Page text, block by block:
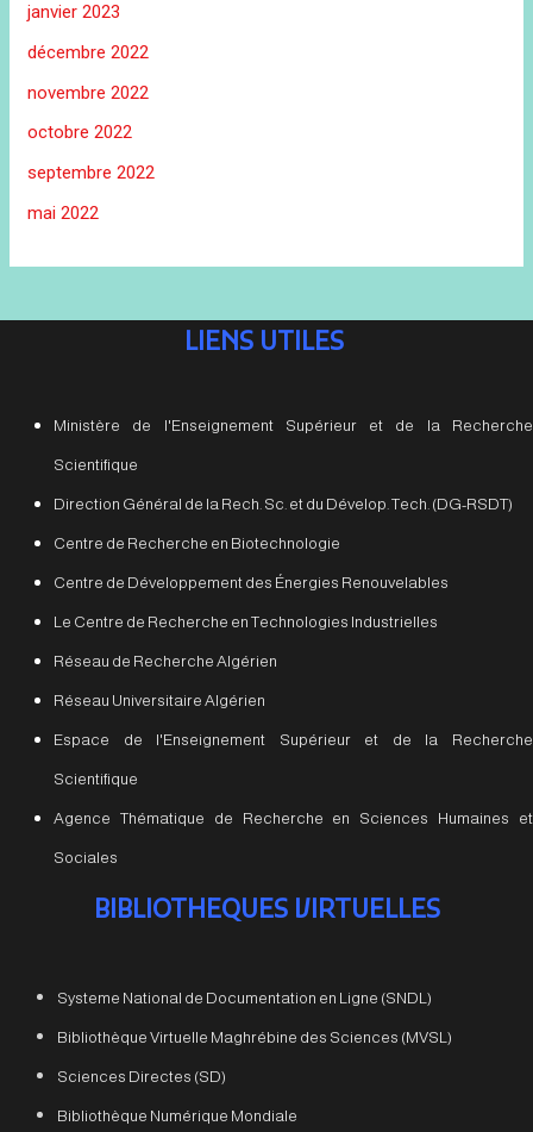
janvier 2023
décembre 2022
novembre 2022
octobre 2022
septembre 2022
mai 2022
LIENS UTILES
Ministère de l'Enseignement Supérieur et de la Recherche
Scientifique
Direction Général de la Rech. Sc. et du Dévelop. Tech. (DG-RSDT)
Centre de Recherche en Biotechnologie
Centre de Développement des Énergies Renouvelables
Le Centre de Recherche en Technologies Industrielles
Réseau de Recherche Algérien
Réseau Universitaire Algérien
Espace de l'Enseignement Supérieur et de la Recherche
Scientifique
Agence Thématique de Recherche en Sciences Humaines et
Sociales
BIBLIOTHEQUES VIRTUELLES
Systeme National de Documentation en Ligne (SNDL)
Bibliothèque Virtuelle Maghrébine des Sciences (MVSL)
Sciences Directes (SD)
Bibliothèque Numérique Mondiale